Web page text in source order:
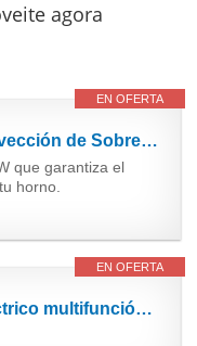
agora
EN OFERTA
Cecotec Horno Convección de Sobremesa de 60 Litros Bake&Toast 6090 Black Gyro. 2200 W, Luz...
que garantiza el
horno.
EN OFERTA
Grunkel - Horno eléctrico multifunción de sobremesa de 38L - HR-38 SILVER - Con 3 funciones de...